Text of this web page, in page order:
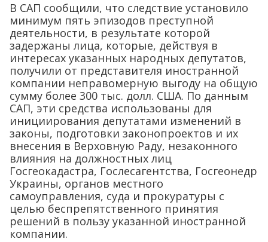
В САП сообщили, что следствие установило
минимум пять эпизодов преступной
деятельности, в результате которой
задержаны лица, которые, действуя в
интересах указанных народных депутатов,
получили от представителя иностранной
компании неправомерную выгоду на общую
сумму более 300 тыс. долл. США. По данным
САП, эти средства использованы для
инициирования депутатами изменений в
законы, подготовки законопроектов и их
внесения в Верховную Раду, незаконного
влияния на должностных лиц
Госгеокадастра, Гослесагентства, Госгеонедр
Украины, органов местного
самоуправления, суда и прокуратуры с
целью беспрепятственного принятия
решений в пользу указанной иностранной
компании.